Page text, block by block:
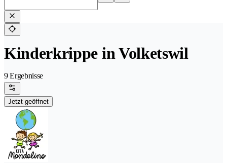
Kinderkrippe in Volketswil
9 Ergebnisse
Jetzt geöffnet